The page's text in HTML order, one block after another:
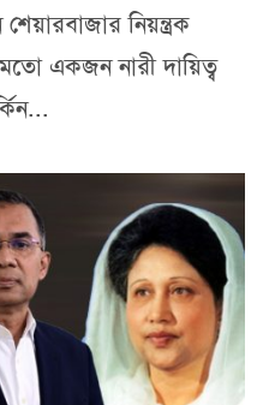
নিয়ন্ত্রক
মতো একজন নারী দায়িত্ব